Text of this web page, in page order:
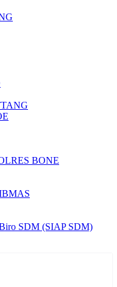
BONE
Biro SDM (SIAP SDM)